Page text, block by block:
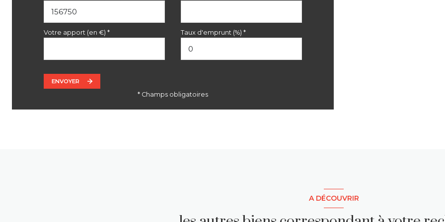
Votre apport (en €) * Taux d'emprunt (%) *
ENVOYER
* Champs obligatoires
A DÉCOUVRIR